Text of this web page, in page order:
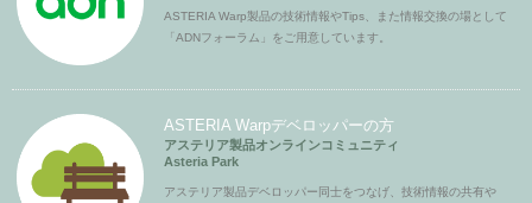
ASTERIA Warp製品の技術情報やTips、また情報交換の場として
「ADNフォーラム」をご用意しています。
ASTERIA Warpデベロッパーの方
アステリア製品オンラインコミュニティ
Asteria Park
アステリア製品デベロッパー同士をつなげ、技術情報の共有や